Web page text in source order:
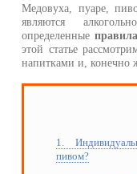
Медовуха, пуаре,
являются
определенные
этой статье
напитками и, конечно
1.
пивом?